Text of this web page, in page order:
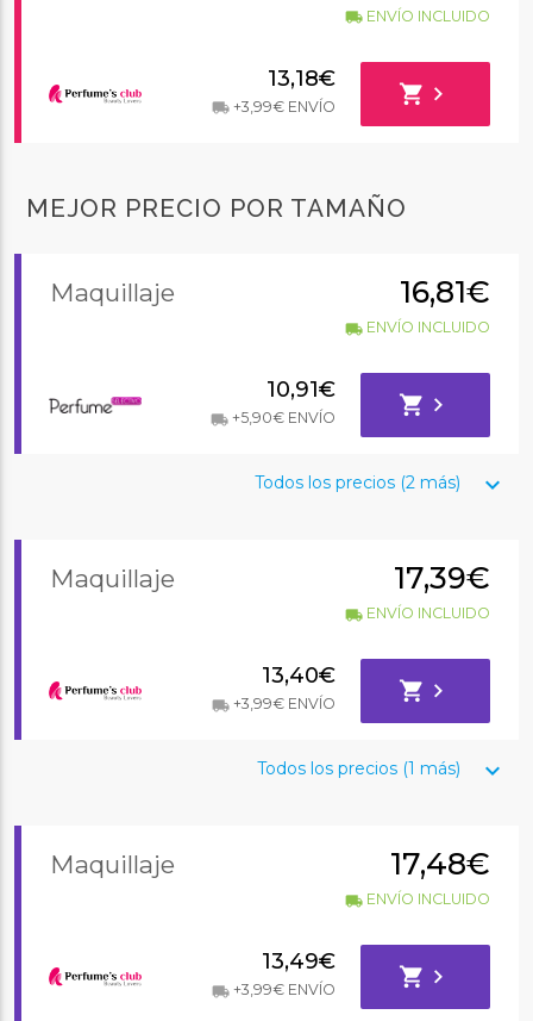
local_shippingENVÍO INCLUIDO
13,18€
local_shipping+3,99€ ENVÍO shopping_cart chevron_right
MEJOR PRECIO POR TAMAÑO
Maquillaje 16,81€
local_shippingENVÍO INCLUIDO
10,91€
local_shipping+5,90€ ENVÍO shopping_cart chevron_right
keyboard_arrow_down
Todos los precios (2 más)
Maquillaje 17,39€
local_shippingENVÍO INCLUIDO
13,40€
local_shipping+3,99€ ENVÍO shopping_cart chevron_right
keyboard_arrow_down
Todos los precios (1 más)
Maquillaje 17,48€
local_shippingENVÍO INCLUIDO
13,49€
local_shipping+3,99€ ENVÍO shopping_cart chevron_right